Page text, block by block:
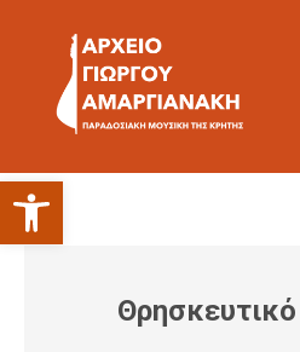
Ανοίξτε τη γραμμή εργαλείων